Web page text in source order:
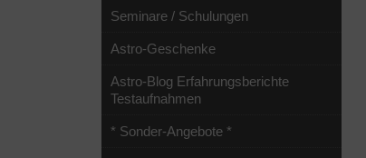
Seminare / Schulungen
Astro-Geschenke
Astro-Blog Erfahrungsberichte
Testaufnahmen
* Sonder-Angebote *